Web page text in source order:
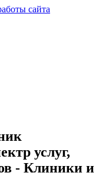
сайта
услуг,
- Клиники и